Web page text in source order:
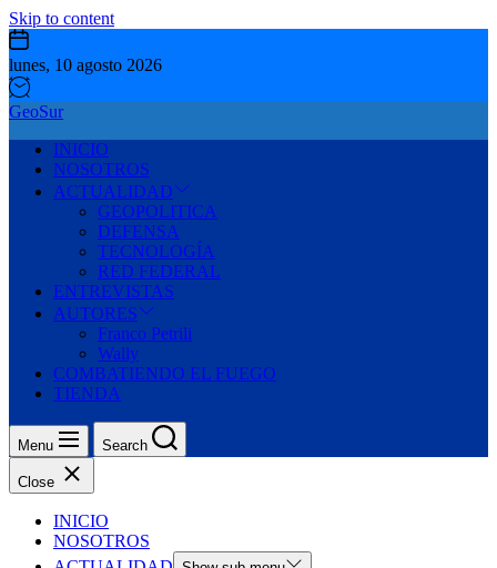
Skip to content
lunes, 10 agosto 2026
GeoSur
INICIO
NOSOTROS
ACTUALIDAD
GEOPOLITICA
DEFENSA
TECNOLOGÍA
RED FEDERAL
ENTREVISTAS
AUTORES
Franco Petrili
Wally
COMBATIENDO EL FUEGO
TIENDA
Menu Search
Close
INICIO
NOSOTROS